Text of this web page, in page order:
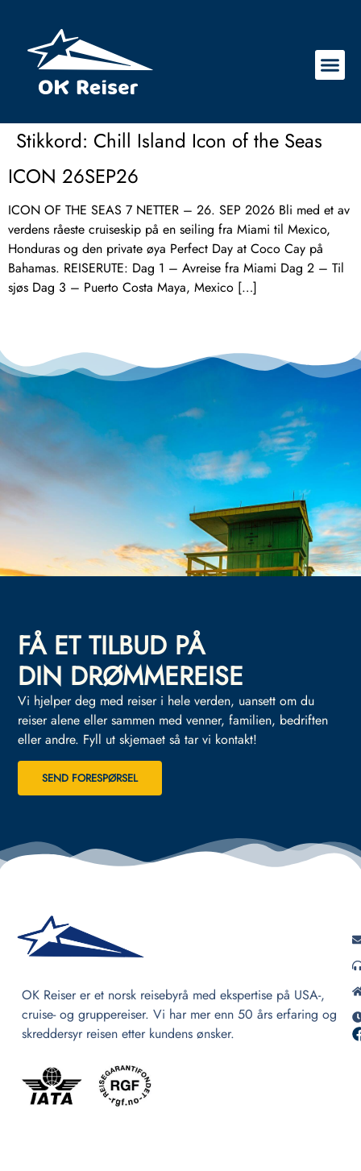
Stikkord: Chill Island Icon of the Seas
ICON 26SEP26
ICON OF THE SEAS 7 NETTER – 26. SEP 2026 Bli med et av
verdens råeste cruiseskip på en seiling fra Miami til Mexico,
Honduras og den private øya Perfect Day at Coco Cay på
Bahamas. REISERUTE: Dag 1 – Avreise fra Miami Dag 2 – Til
sjøs Dag 3 – Puerto Costa Maya, Mexico […]
FÅ ET TILBUD PÅ
DIN DRØMMEREISE
Vi hjelper deg med reiser i hele verden, uansett om du
reiser alene eller sammen med venner, familien, bedriften
eller andre. Fyll ut skjemaet så tar vi kontakt!
SEND FORESPØRSEL
OK Reiser er et norsk reisebyrå med ekspertise på USA-,
cruise- og gruppereiser. Vi har mer enn 50 års erfaring og
skreddersyr reisen etter kundens ønsker.